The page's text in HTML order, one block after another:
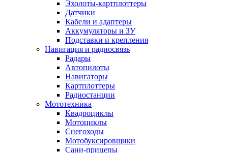
Эхолоты-картплоттеры
Датчики
Кабели и адаптеры
Аккумуляторы и ЗУ
Подставки и крепления
Навигация и радиосвязь
Радары
Автопилоты
Навигаторы
Картплоттеры
Радиостанции
Мототехника
Квадроциклы
Мотоциклы
Снегоходы
Мотобуксировщики
Сани-прицепы